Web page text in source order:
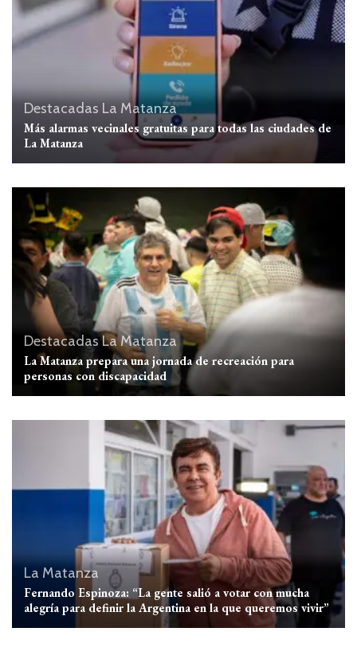
Destacadas La Matanza
Más alarmas vecinales gratuitas para todas las ciudades de
La Matanza
DestacadasLa Matanza
La Matanza prepara una jornada de recreación para
personas con discapacidad
La Matanza
Fernando Espinoza: “La gente salió a votar con mucha
alegría para definir la Argentina en la que queremos vivir”